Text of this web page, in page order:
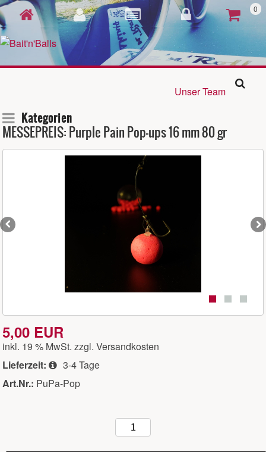
0
Unser Team
MESSEPREIS: Purple Pain Pop-ups 16 mm 80 gr
5,00 EUR
inkl. 19 % MwSt. zzgl. Versandkosten
Lieferzeit:
3-4 Tage
Art.Nr.: PuPa-Pop
Kategorien